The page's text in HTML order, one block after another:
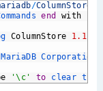
/ColumnStore
end with
ColumnStore 1.1.6
MariaDB Corporation
'\c' to clear the